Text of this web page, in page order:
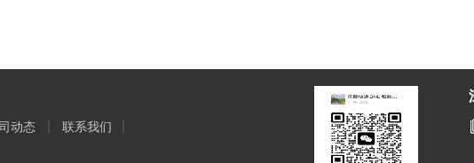
动态 联系我们